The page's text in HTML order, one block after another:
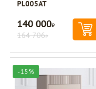
PL005AT
140 000Р
164 706Р
-15%